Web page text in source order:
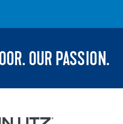
OUR PASSION.